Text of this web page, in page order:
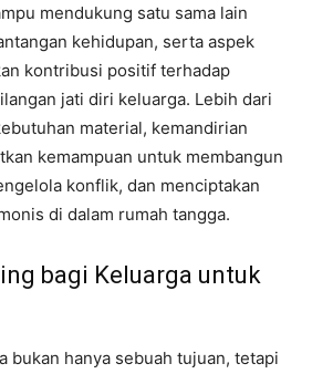
mendukung satu sama lain
kehidupan, serta aspek
kontribusi positif terhadap
jati diri keluarga. Lebih dari
material, kemandirian
kemampuan untuk membangun
konflik, dan menciptakan
di dalam rumah tangga.
bagi Keluarga untuk
bukan hanya sebuah tujuan, tetapi